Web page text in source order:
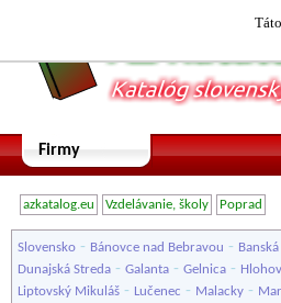
Firmy
azkatalog.eu Vzdelávanie, školy Poprad
Slovensko - Bánovce nad Bebravou -
Dunajská Streda - Galanta - Gelnica -
Liptovský Mikuláš - Lučenec - Malacky -